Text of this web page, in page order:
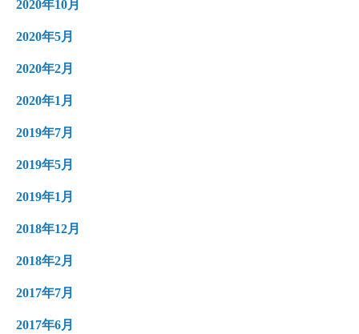
2020年10月
2020年5月
2020年2月
2020年1月
2019年7月
2019年5月
2019年1月
2018年12月
2018年2月
2017年7月
2017年6月